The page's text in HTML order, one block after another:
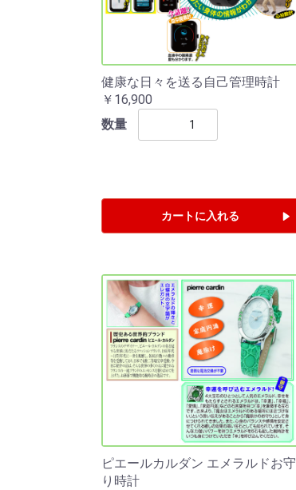
健康な日々を送る自己管理時計
￥16,900
数量
カートに入れる
ピエールカルダン エメラルドお守
り時計